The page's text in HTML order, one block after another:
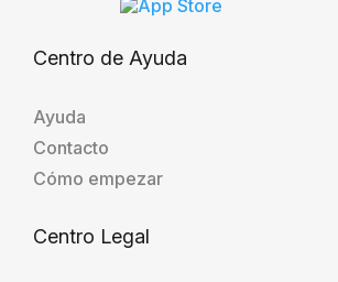
Centro de Ayuda
Ayuda
Contacto
Cómo empezar
Centro Legal